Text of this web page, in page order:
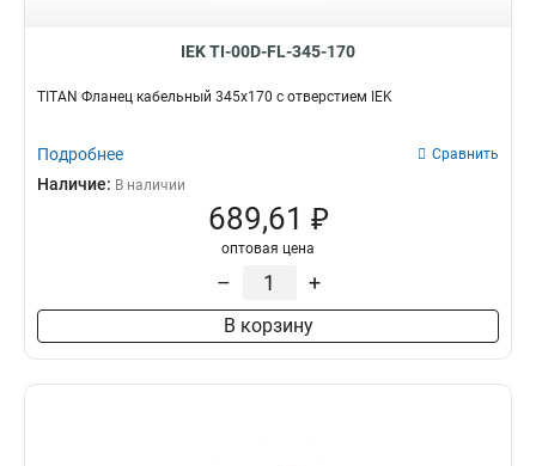
IEK TI-00D-FL-345-170
TITAN Фланец кабельный 345х170 с отверстием IEK
Подробнее Сравнить
Наличие: В наличии
689,61 ₽
оптовая цена
– +
В корзину